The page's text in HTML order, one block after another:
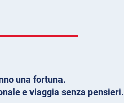
una fortuna.
e viaggia senza pensieri.